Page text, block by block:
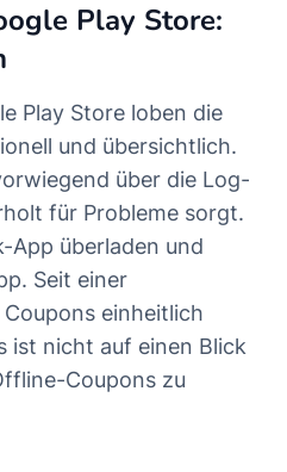
Play Store:
Play Store loben die
und übersichtlich.
über die Log-
für Probleme sorgt.
App überladen und
Seit einer
einheitlich
ist nicht auf einen Blick
Coupons zu